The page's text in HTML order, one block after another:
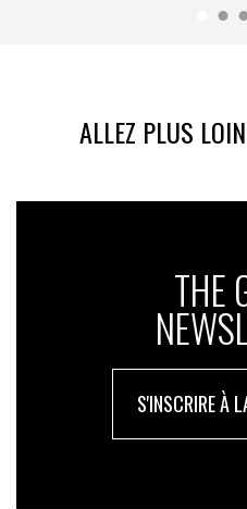
ALLEZ PLUS
THE
S'INSCRIRE À